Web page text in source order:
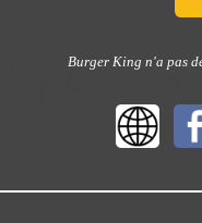
Burger King n'a pas